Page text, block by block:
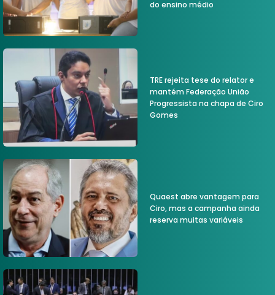
do ensino médio
TRE rejeita tese do relator e
mantém Federação União
Progressista na chapa de Ciro
Gomes
Quaest abre vantagem para
Ciro, mas a campanha ainda
reserva muitas variáveis